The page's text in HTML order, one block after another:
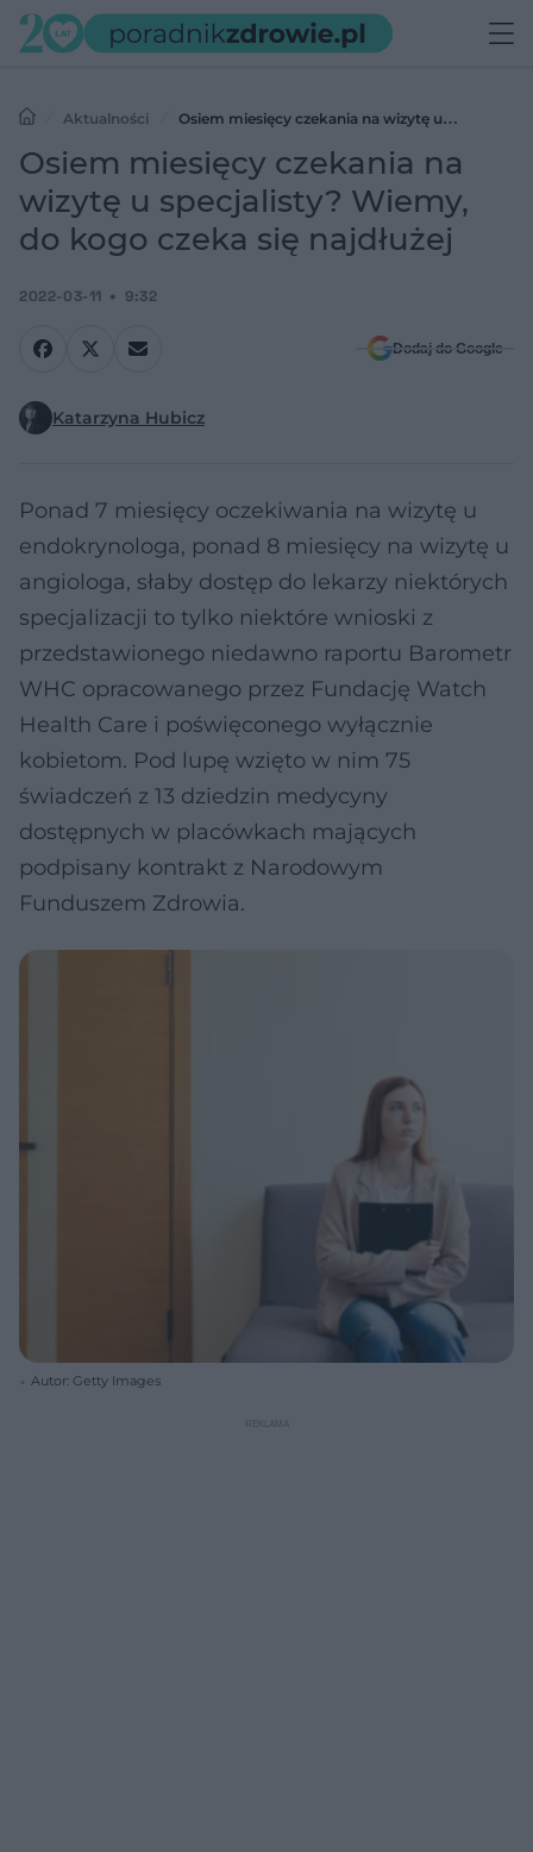
Aktualności
Osiem miesięcy czekania na wizytę u
specjalisty? Wiemy, do kogo czeka się najdłużej
Osiem miesięcy czekania na
wizytę u specjalisty? Wiemy,
do kogo czeka się najdłużej
2022-03-11 9:32
Dodaj do Google
Katarzyna Hubicz
Ponad 7 miesięcy oczekiwania na wizytę u
endokrynologa, ponad 8 miesięcy na wizytę u
angiologa, słaby dostęp do lekarzy niektórych
specjalizacji to tylko niektóre wnioski z
przedstawionego niedawno raportu Barometr
WHC opracowanego przez Fundację Watch
Health Care i poświęconego wyłącznie
kobietom. Pod lupę wzięto w nim 75
świadczeń z 13 dziedzin medycyny
dostępnych w placówkach mających
podpisany kontrakt z Narodowym
Funduszem Zdrowia.
Autor: Getty Images